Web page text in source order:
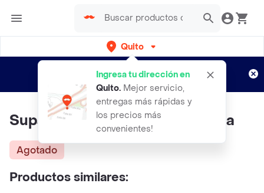
Quito
Ingresa tu dirección en
Quito. Mejor servicio,
entregas más rápidas y
los precios más
convenientes!
envíos gratis por semanas
Aplican TyC
Supan Pan Raíces Chía y Quinua
Agotado
Productos similares: